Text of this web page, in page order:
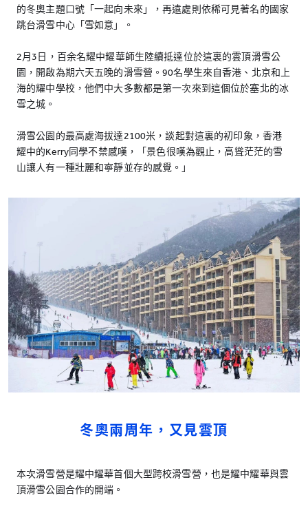
的冬奧主題口號「一起向未來」，再遠處則依稀可見著名的國家
跳台滑雪中心「雪如意」。
2月3日，百余名耀中耀華師生陸續抵達位於這裏的雲頂滑雪公
園，開啟為期六天五晚的滑雪營。90名學生來自香港、北京和上
海的耀中學校，他們中大多數都是第一次來到這個位於塞北的冰
雪之城。
滑雪公園的最高處海拔達2100米，談起對這裏的初印象，香港
耀中的Kerry同學不禁感嘆，「景色很嘆為觀止，高聳茫茫的雪
山讓人有一種壯麗和寧靜並存的感覺。」
冬奧兩周年，又見雲頂
本次滑雪營是耀中耀華首個大型跨校滑雪營，也是耀中耀華與雲
頂滑雪公園合作的開端。